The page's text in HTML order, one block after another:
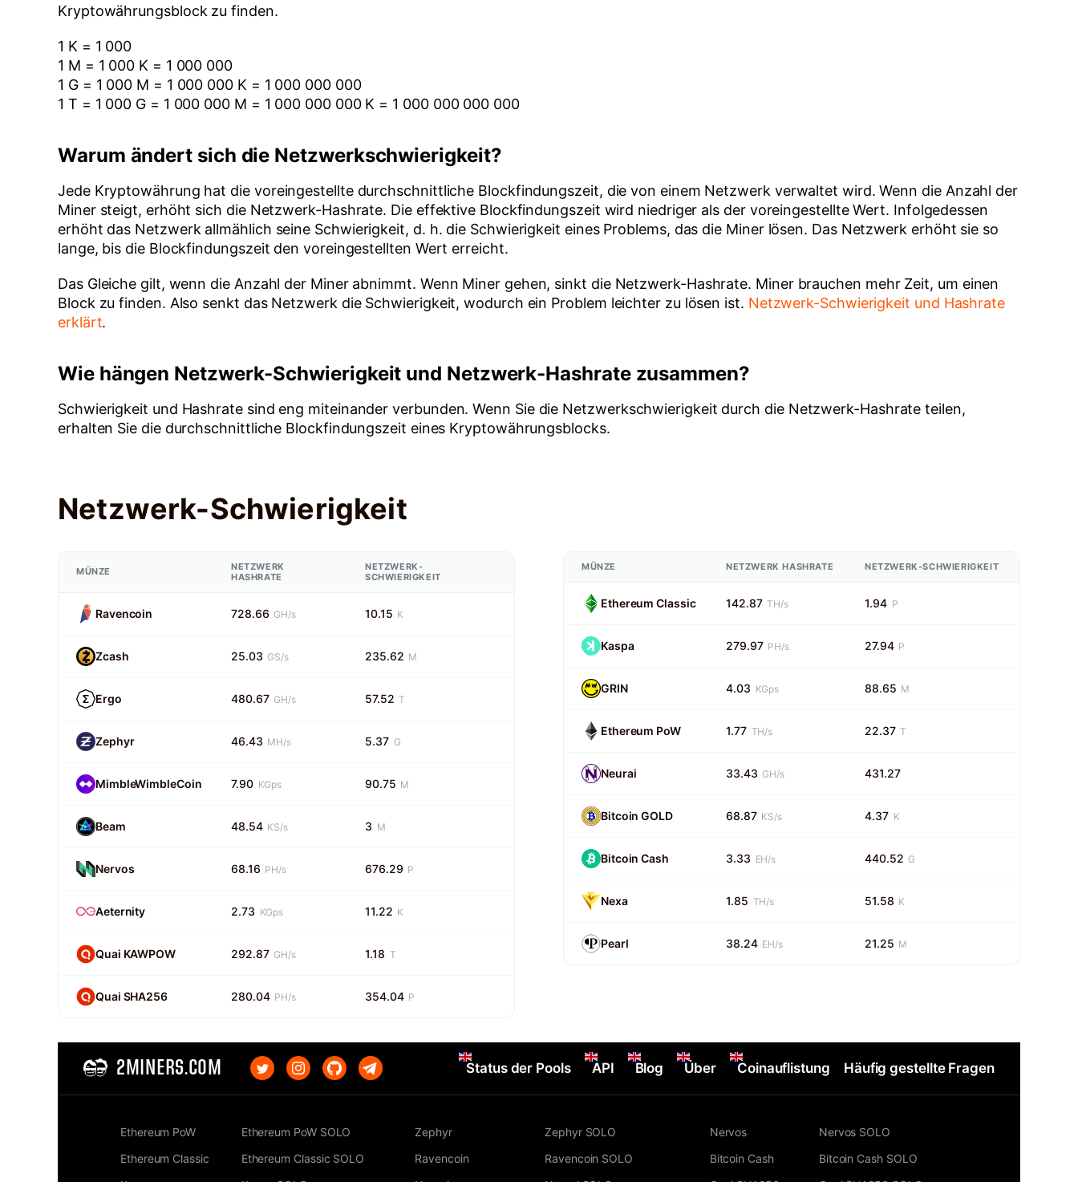
Kryptowährungsblock zu finden.
1 K = 1 000
1 M = 1 000 K = 1 000 000
1 G = 1 000 M = 1 000 000 K = 1 000 000 000
1 T = 1 000 G = 1 000 000 M = 1 000 000 000 K = 1 000 000 000 000
Warum ändert sich die Netzwerkschwierigkeit?
Jede Kryptowährung hat die voreingestellte durchschnittliche Blockfindungszeit, die von einem Netzwerk verwaltet wird. Wenn die Anzahl der
Miner steigt, erhöht sich die Netzwerk-Hashrate. Die effektive Blockfindungszeit wird niedriger als der voreingestellte Wert. Infolgedessen
erhöht das Netzwerk allmählich seine Schwierigkeit, d. h. die Schwierigkeit eines Problems, das die Miner lösen. Das Netzwerk erhöht sie so
lange, bis die Blockfindungszeit den voreingestellten Wert erreicht.
Das Gleiche gilt, wenn die Anzahl der Miner abnimmt. Wenn Miner gehen, sinkt die Netzwerk-Hashrate. Miner brauchen mehr Zeit, um einen
Block zu finden. Also senkt das Netzwerk die Schwierigkeit, wodurch ein Problem leichter zu lösen ist. Netzwerk-Schwierigkeit und Hashrate
erklärt.
Wie hängen Netzwerk-Schwierigkeit und Netzwerk-Hashrate zusammen?
Schwierigkeit und Hashrate sind eng miteinander verbunden. Wenn Sie die Netzwerkschwierigkeit durch die Netzwerk-Hashrate teilen,
erhalten Sie die durchschnittliche Blockfindungszeit eines Kryptowährungsblocks.
Netzwerk-Schwierigkeit
MÜNZE
NETZWERK
HASHRATE
NETZWERK-
SCHWIERIGKEIT
Ravencoin 728.66 GH/s 10.15 K
Zcash 25.03 GS/s 235.62 M
Ergo 480.67 GH/s 57.52 T
Zephyr 46.43 MH/s 5.37 G
MimbleWimbleCoin 7.90 KGps 90.75 M
Beam 48.54 KS/s 3 M
Nervos 68.16 PH/s 676.29 P
Aeternity 2.73 KGps 11.22 K
Quai KAWPOW 292.87 GH/s 1.18 T
Quai SHA256 280.04 PH/s 354.04 P
MÜNZE NETZWERK HASHRATE NETZWERK-SCHWIERIGKEIT
Ethereum Classic 142.87 TH/s 1.94 P
Kaspa 279.97 PH/s 27.94 P
GRIN 4.03 KGps 88.65 M
Ethereum PoW 1.77 TH/s 22.37 T
Neurai 33.43 GH/s 431.27
Bitcoin GOLD 68.87 KS/s 4.37 K
Bitcoin Cash 3.33 EH/s 440.52 G
Nexa 1.85 TH/s 51.58 K
Pearl 38.24 EH/s 21.25 M
2MINERS.COM Status der Pools API Blog Über Coinauflistung Häufig gestellte Fragen
Ethereum PoW
Ethereum Classic
Ethereum PoW SOLO
Ethereum Classic SOLO
Zephyr
Ravencoin
Zephyr SOLO
Ravencoin SOLO
Nervos
Bitcoin Cash
Nervos SOLO
Bitcoin Cash SOLO